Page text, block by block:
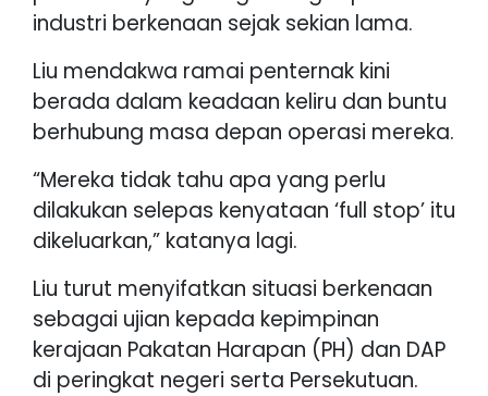
industri berkenaan sejak sekian lama.
Liu mendakwa ramai penternak kini
berada dalam keadaan keliru dan buntu
berhubung masa depan operasi mereka.
“Mereka tidak tahu apa yang perlu
dilakukan selepas kenyataan ‘full stop’ itu
dikeluarkan,” katanya lagi.
Liu turut menyifatkan situasi berkenaan
sebagai ujian kepada kepimpinan
kerajaan Pakatan Harapan (PH) dan DAP
di peringkat negeri serta Persekutuan.